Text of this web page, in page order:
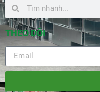
THEO DÕI